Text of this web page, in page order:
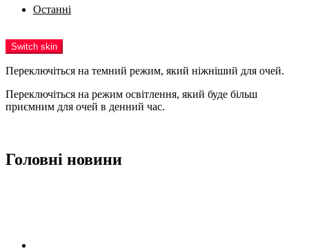
Останні
Switch skin
Переключіться на темний режим, який ніжніший для очей.
Переключіться на режим освітлення, який буде більш
приємним для очей в денний час.
Головні новини